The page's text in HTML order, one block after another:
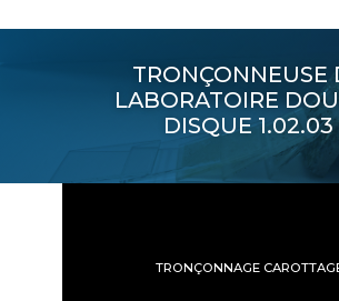
TRONÇONNEUSE
LABORATOIRE
DISQUE 1.02.03
TRONÇONNAGE